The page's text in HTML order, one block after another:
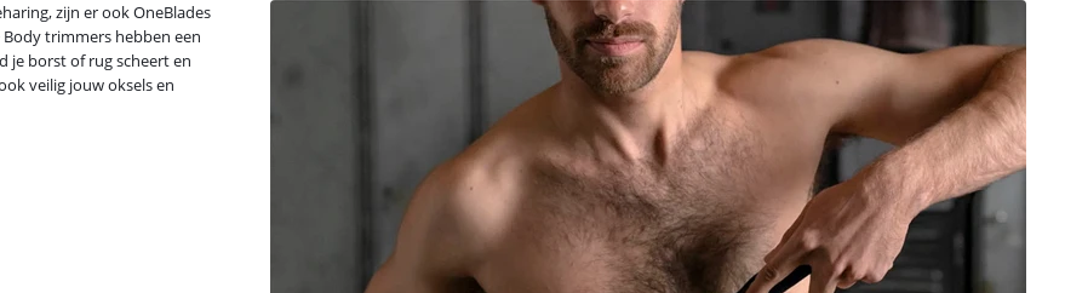
zijn er ook OneBlades
Body trimmers hebben een
je borst of rug scheert en
veilig jouw oksels en